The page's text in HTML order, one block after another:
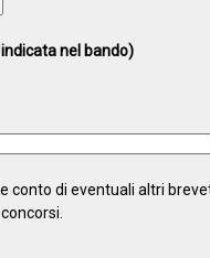
nel bando)
conto di eventuali altri